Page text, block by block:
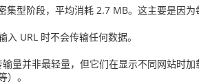
型阶段，平均消耗 2.7 MB。这主要是因为
URL 时不会传输任何数据。
量并非最轻量，但它们在显示不同网站时
。